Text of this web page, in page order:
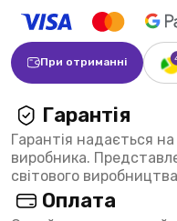
При отриманні
Гарантія
Гарантія надається
виробника.
світового
Оплата